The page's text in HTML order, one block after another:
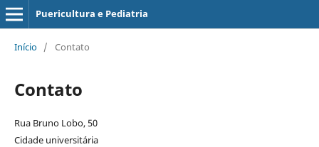
Puericultura e Pediatria
Início / Contato
Contato
Rua Bruno Lobo, 50
Cidade universitária